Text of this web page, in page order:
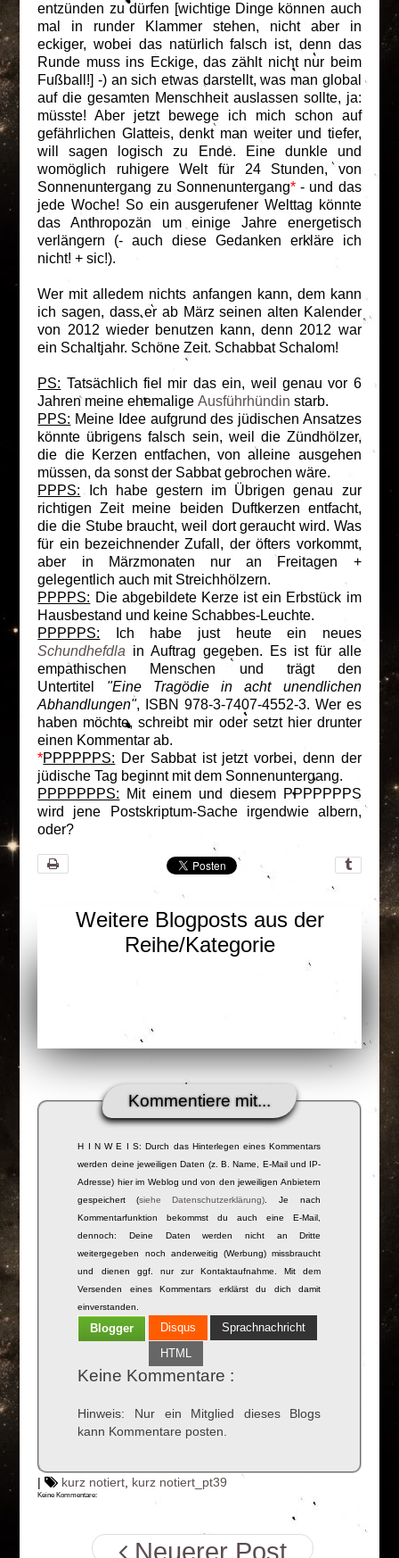
entzünden zu dürfen [wichtige Dinge können auch
mal in runder Klammer stehen, nicht aber in
eckiger, wobei das natürlich falsch ist, denn das
Runde muss ins Eckige, das zählt nicht nur beim
Fußball!] -) an sich etwas darstellt, was man global
auf die gesamten Menschheit auslassen sollte, ja:
müsste! Aber jetzt bewege ich mich schon auf
gefährlichen Glatteis, denkt man weiter und tiefer,
will sagen logisch zu Ende. Eine dunkle und
womöglich ruhigere Welt für 24 Stunden, von
Sonnenuntergang zu Sonnenuntergang*- und das
jede Woche! So ein ausgerufener Welttag könnte
das Anthropozän um einige Jahre energetisch
verlängern (- auch diese Gedanken erkläre ich
nicht! + sic!).
Wer mit alledem nichts anfangen kann, dem kann
ich sagen, dass er ab März seinen alten Kalender
von 2012 wieder benutzen kann, denn 2012 war
ein Schaltjahr. Schöne Zeit. Schabbat Schalom!
PS: Tatsächlich fiel mir das ein, weil genau vor 6
Jahren meine ehemaligeAusführhündin starb.
PPS: Meine Idee aufgrund des jüdischen Ansatzes
könnte übrigens falsch sein, weil die Zündhölzer,
die die Kerzen entfachen, von alleine ausgehen
müssen, da sonst der Sabbat gebrochen wäre.
PPPS: Ich habe gestern im Übrigen genau zur
richtigen Zeit meine beiden Duftkerzen entfacht,
die die Stube braucht, weil dort geraucht wird. Was
für ein bezeichnender Zufall, der öfters vorkommt,
aber in Märzmonaten nur an Freitagen +
gelegentlich auch mit Streichhölzern.
PPPPS: Die abgebildete Kerze ist ein Erbstück im
Hausbestand und keine Schabbes-Leuchte.
PPPPPS: Ich habe just heute ein neues
Schundhefdla in Auftrag gegeben. Es ist für alle
empathischen Menschen und trägt den
Untertitel "Eine Tragödie in acht unendlichen
Abhandlungen", ISBN 978-3-7407-4552-3. Wer es
haben möchte, schreibt mir oder setzt hier drunter
einen Kommentar ab.
*PPPPPPS: Der Sabbat ist jetzt vorbei, denn der
jüdische Tag beginnt mit dem Sonnenuntergang.
PPPPPPPS: Mit einem und diesem PPPPPPPS
wird jene Postskriptum-Sache irgendwie albern,
oder?
Weitere Blogposts aus der
Reihe/Kategorie
Kommentiere mit...
H I N W E I S: Durch das Hinterlegen eines Kommentars
werden deine jeweiligen Daten (z. B. Name, E-Mail und IP-
Adresse) hier im Weblog und von den jeweiligen Anbietern
gespeichert (siehe Datenschutzerklärung) . Je nach
Kommentarfunktion bekommst du auch eine E-Mail,
dennoch: Deine Daten werden nicht an Dritte
weitergegeben noch anderweitig (Werbung) missbraucht
und dienen ggf. nur zur Kontaktaufnahme. Mit dem
Versenden eines Kommentars erklärst du dich damit
einverstanden.
Blogger Disqus
Sprachnachricht
HTML
Keine Kommentare :
Hinweis: Nur ein Mitglied dieses Blogs
kann Kommentare posten.
| kurz notiert kurz notiert_pt39
Keine Kommentare:
Neuerer Post